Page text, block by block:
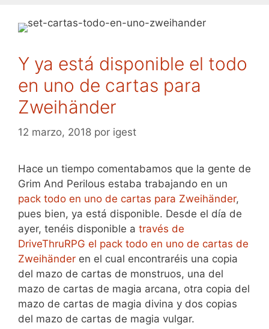
Y ya está disponible el todo
en uno de cartas para
Zweihänder
12 marzo, 2018 por igest
Hace un tiempo comentabamos que la gente de
Grim And Perilous estaba trabajando en un
pack todo en uno de cartas para Zweihänder,
pues bien, ya está disponible. Desde el día de
ayer, tenéis disponible a través de
DriveThruRPG el pack todo en uno de cartas de
Zweihänder en el cual encontraréis una copia
del mazo de cartas de monstruos, una del
mazo de cartas de magia arcana, otra copia del
mazo de cartas de magia divina y dos copias
del mazo de cartas de magia vulgar.